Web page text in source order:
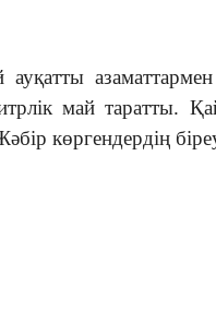
азаматтармен
май таратты.
көргендердің